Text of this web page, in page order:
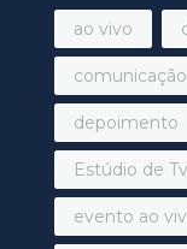
ao vivo
comunicação
depoimento
Estúdio de Tv
evento ao